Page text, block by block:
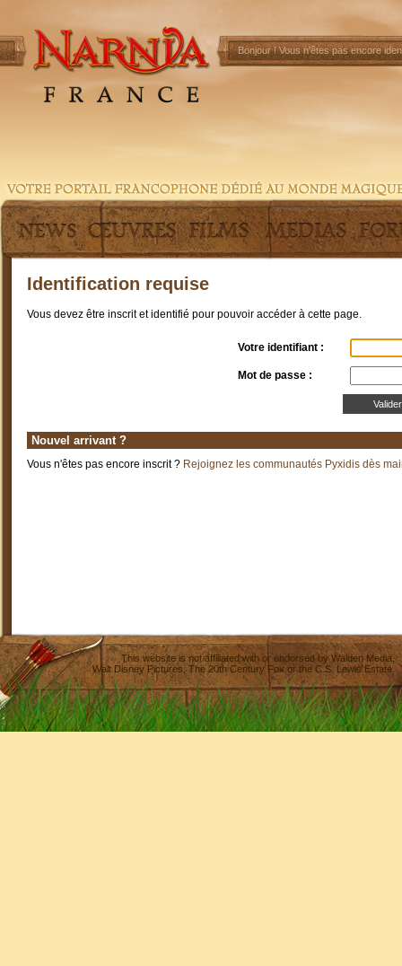
Bonjour !Vous n'êtes pas encore
Identification requise
Vous devez être inscrit et identifié pour pouvoir accéder à cette page.
Votre identifiant :
Mot de passe :
Nouvel arrivant ?
Vous n'êtes pas encore inscrit ? Rejoignez les communautés Pyxidis dès
This website is not affiliated with or endorsed byWalden Media
Walt Disney Pictures,The 20th Century Fox or the C.S. Lewis Estate.